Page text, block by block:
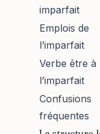
imparfait
Emplois de
l’imparfait
Verbe être à
l’imparfait
Confusions
fréquentes